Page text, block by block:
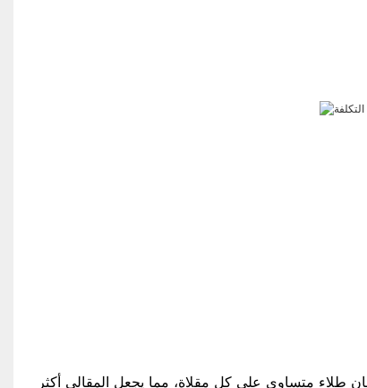
طلاء متساوي على كل مقلاة، مما يجعل المقالي أكثر